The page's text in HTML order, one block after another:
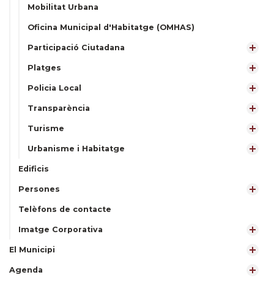
Mobilitat Urbana
Oficina Municipal d'Habitatge (OMHAS)
Participació Ciutadana
Platges
Policia Local
Transparència
Turisme
Urbanisme i Habitatge
Edificis
Persones
Telèfons de contacte
Imatge Corporativa
El Municipi
Agenda